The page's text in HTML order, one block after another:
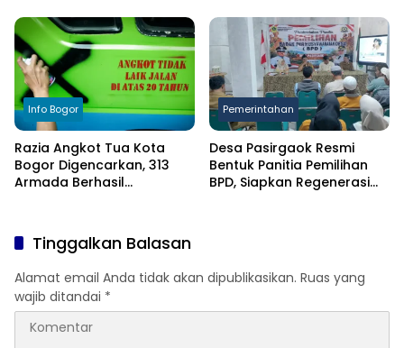
Info Bogor
Razia Angkot Tua Kota
Bogor Digencarkan, 313
Armada Berhasil
Pemerintahan
Desa Pasirgaok Resmi
Bentuk Panitia Pemilihan
BPD, Siapkan Regenerasi
Tinggalkan Balasan
Alamat email Anda tidak akan dipublikasikan. Ruas yang
wajib ditandai *